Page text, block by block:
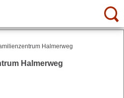
Halmerweg
Halmerweg